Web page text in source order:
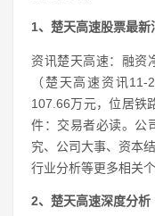
1、楚天高速股票最新
资讯楚天高速：融资
（楚天高速资讯
107.66万元，位居铁
件：交易者必读。公
究、公司大事、资本
行业分析等更多相关个
2、楚天高速深度分析